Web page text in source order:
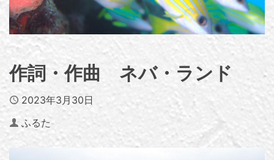
作詞・作曲 ネバ・ランド
Published
2023年3月30日
Author
ふるた